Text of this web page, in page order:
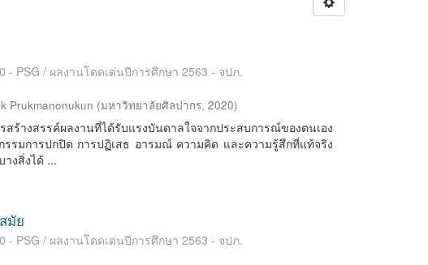
- PSG / ผลงานโดดเด่นปีการศึกษา 2563 - จปภ.
Prukmanonukun (มหาวิทยาลัยศิลปากร,2020)
างสรรค์ผลงานที่ได้รับแรงบันดาลใจจากประสบการณ์ของตนเอง
รมการปกปิด การปฏิเสธ อารมณ์ ความคิด และความรู้สึกที่แท้จริง
างสิ่งได้ ...
มัย
- PSG / ผลงานโดดเด่นปีการศึกษา 2563 - จปภ.